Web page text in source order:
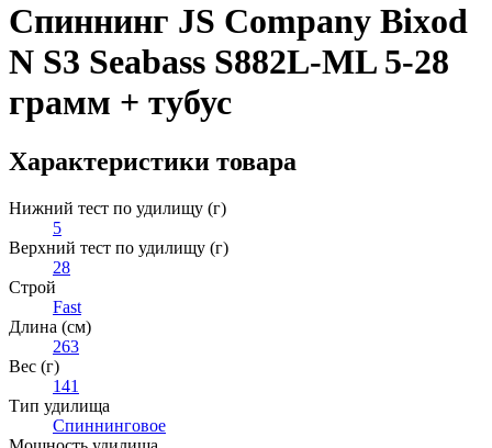
Спиннинг JS Company Bixod
N S3 Seabass S882L-ML 5-28
грамм + тубус
Характеристики товара
Нижний тест по удилищу (г)
5
Верхний тест по удилищу (г)
28
Строй
Fast
Длина (см)
263
Вес (г)
141
Тип удилища
Спиннинговое